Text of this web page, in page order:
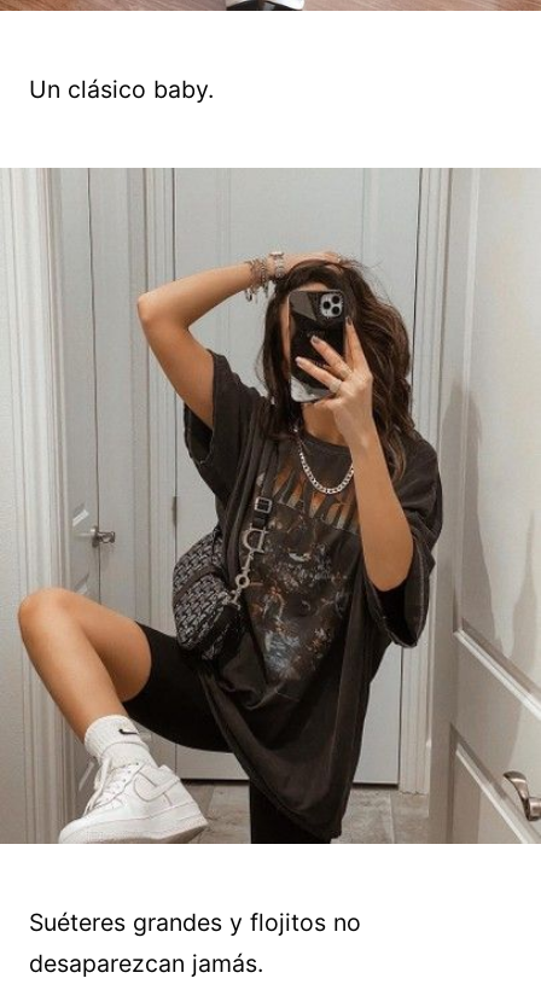
Un clásico baby.
Suéteres grandes y flojitos no
desaparezcan jamás.